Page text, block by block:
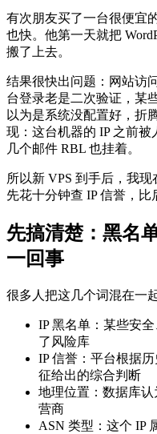
有次朋友买了一台很便宜
也快。他第一天就把
搬了上去。
结果很快出问题：网站访
台登录老是二次验证，某
以为是系统没配置好，折
现：这台机器的 IP 之前被
几个邮件 RBL 也挂着。
所以新 VPS 到手后，我现
先花十分钟查 IP 信誉，比
先搞清楚：黑名
一回事
很多人把这几个词混在一
IP 黑名单：某些安
了风险库
IP 信誉：平台根据
征给出的综合判断
地理位置：数据库
营商
ASN 类型：这个 IP